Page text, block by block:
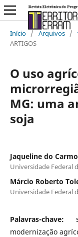
Início / Arquivos /
ARTIGOS
O uso
MG: uma
soja
Jaqueline do
Universidade Federal
Márcio Roberto
Universidade Federal
Palavras-chave:
modernização